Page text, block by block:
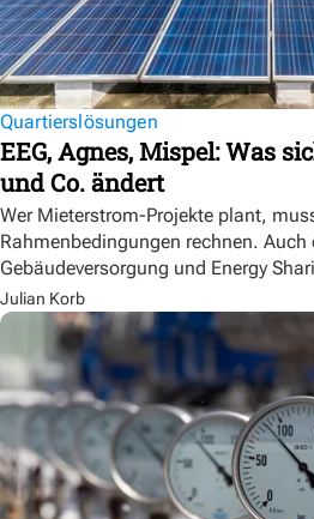
Quartierslösungen
EEG, Agnes, Mispel: Was
und Co. ändert
Wer Mieterstrom-Projekte plant,
Rahmenbedingungen rechnen.
Gebäudeversorgung und Energy
Julian Korb